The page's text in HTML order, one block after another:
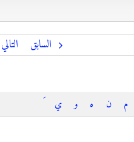
السابق التالي
م ن ه و ي